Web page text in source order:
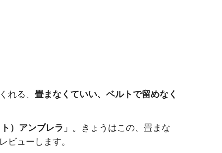
れる、 畳まなくていい、ベルトで留めなく
）アンブレラ 」。きょうはこの、畳まな
ビューします。